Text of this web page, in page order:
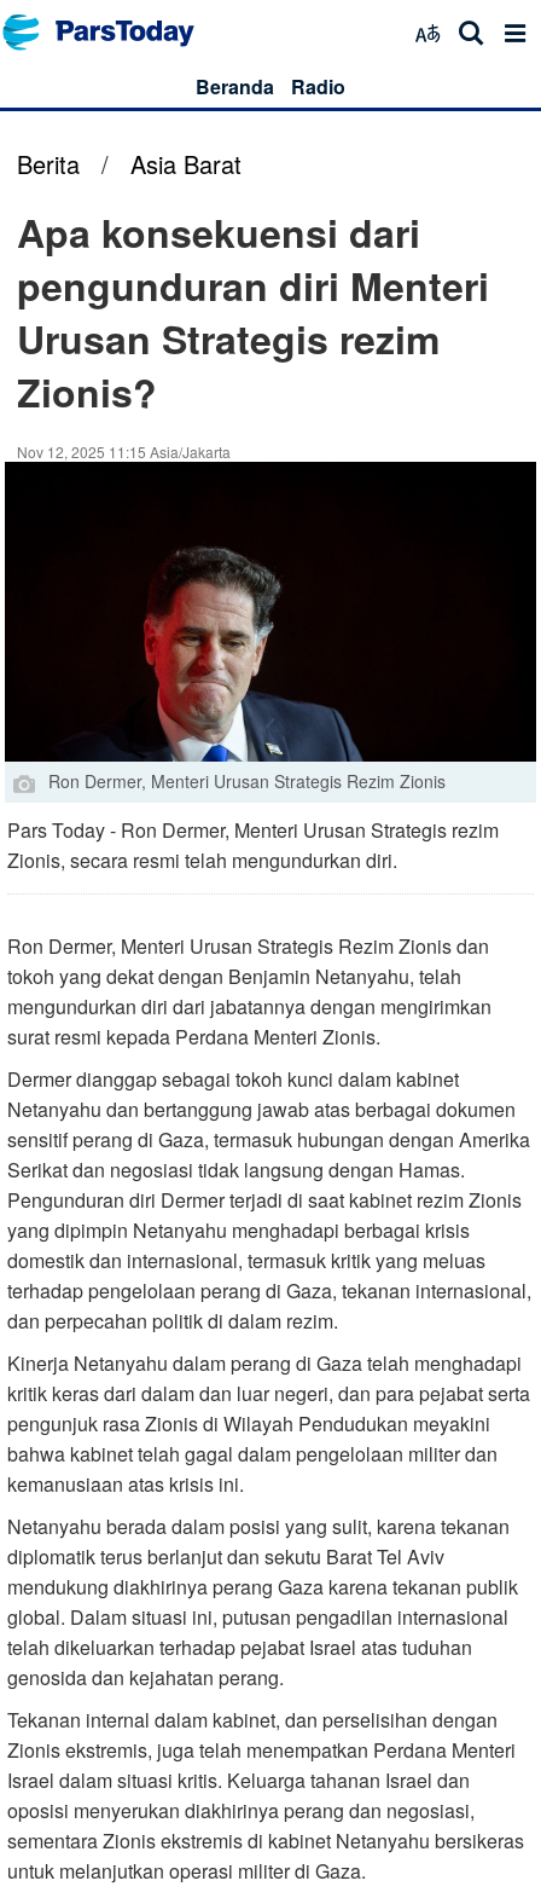
Beranda Radio
Berita / Asia Barat
Apa konsekuensi dari
pengunduran diri Menteri
Urusan Strategis rezim
Zionis?
Nov 12, 2025 11:15 Asia/Jakarta
Ron Dermer, Menteri Urusan Strategis Rezim Zionis
Pars Today - Ron Dermer, Menteri Urusan Strategis rezim
Zionis, secara resmi telah mengundurkan diri.
Ron Dermer, Menteri Urusan Strategis Rezim Zionis dan
tokoh yang dekat dengan Benjamin Netanyahu, telah
mengundurkan diri dari jabatannya dengan mengirimkan
surat resmi kepada Perdana Menteri Zionis.
Dermer dianggap sebagai tokoh kunci dalam kabinet
Netanyahu dan bertanggung jawab atas berbagai dokumen
sensitif perang di Gaza, termasuk hubungan dengan Amerika
Serikat dan negosiasi tidak langsung dengan Hamas.
Pengunduran diri Dermer terjadi di saat kabinet rezim Zionis
yang dipimpin Netanyahu menghadapi berbagai krisis
domestik dan internasional, termasuk kritik yang meluas
terhadap pengelolaan perang di Gaza, tekanan internasional,
dan perpecahan politik di dalam rezim.
Kinerja Netanyahu dalam perang di Gaza telah menghadapi
kritik keras dari dalam dan luar negeri, dan para pejabat serta
pengunjuk rasa Zionis di Wilayah Pendudukan meyakini
bahwa kabinet telah gagal dalam pengelolaan militer dan
kemanusiaan atas krisis ini.
Netanyahu berada dalam posisi yang sulit, karena tekanan
diplomatik terus berlanjut dan sekutu Barat Tel Aviv
mendukung diakhirinya perang Gaza karena tekanan publik
global. Dalam situasi ini, putusan pengadilan internasional
telah dikeluarkan terhadap pejabat Israel atas tuduhan
genosida dan kejahatan perang.
Tekanan internal dalam kabinet, dan perselisihan dengan
Zionis ekstremis, juga telah menempatkan Perdana Menteri
Israel dalam situasi kritis. Keluarga tahanan Israel dan
oposisi menyerukan diakhirinya perang dan negosiasi,
sementara Zionis ekstremis di kabinet Netanyahu bersikeras
untuk melanjutkan operasi militer di Gaza.